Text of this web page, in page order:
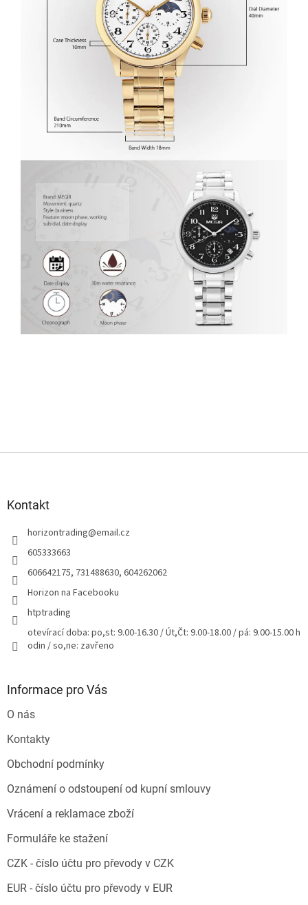
Kontakt
horizontrading@email.cz
605333663
606642175, 731488630, 604262062
Horizon na Facebooku
htptrading
otevírací doba: po,st: 9.00-16.30 / Út,Čt: 9.00-18.00 / pá: 9.00-15.00 h
odin / so,ne: zavřeno
Informace pro Vás
O nás
Kontakty
Obchodní podmínky
Oznámení o odstoupení od kupní smlouvy
Vrácení a reklamace zboží
Formuláře ke stažení
CZK - číslo účtu pro převody v CZK
EUR - číslo účtu pro převody v EUR